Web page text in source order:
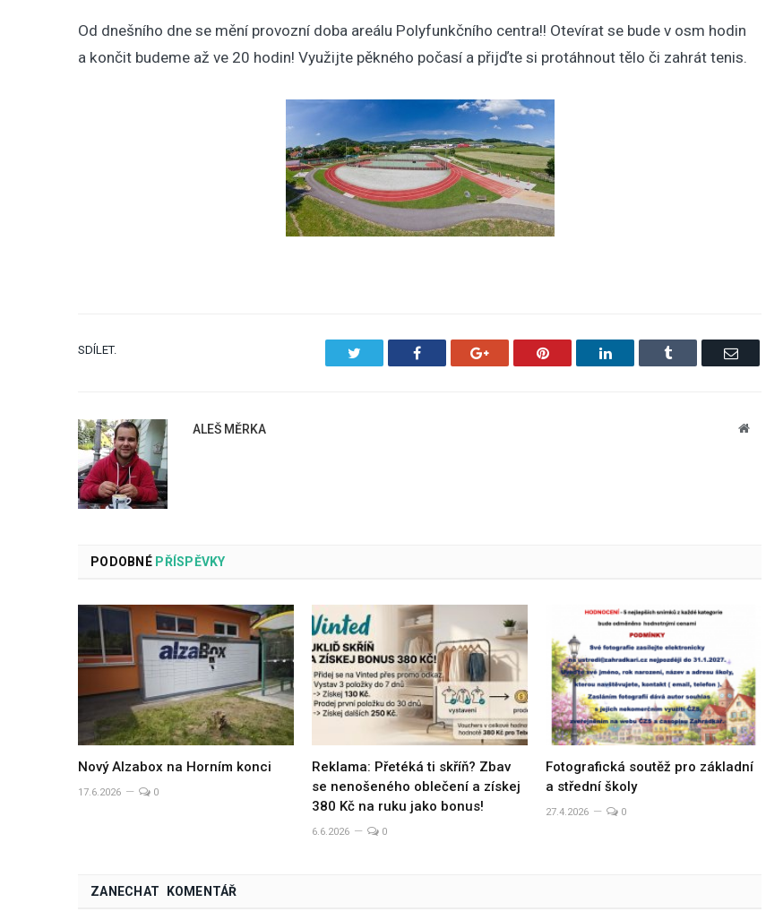
Od dnešního dne se mění provozní doba areálu Polyfunkčního centra!! Otevírat se bude v osm hodin
a končit budeme až ve 20 hodin! Využijte pěkného počasí a přijďte si protáhnout tělo či zahrát tenis.
SDÍLET. Facebook Google+ Pinterest LinkedIn Tumblr Email
ALEŠ MĚRKA Website
PODOBNÉPŘÍSPĚVKY
Nový Alzabox na Horním konci
17.6.2026 0
Reklama: Přetéká ti skříň? Zbav
se nenošeného oblečení a získej
380 Kč na ruku jako bonus!
6.6.2026 0
Fotografická soutěž pro základní
a střední školy
27.4.2026 0
ZANECHAT KOMENTÁŘ